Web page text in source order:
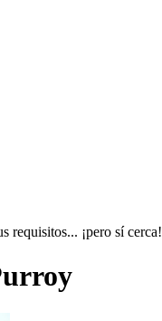
requisitos... ¡pero sí cerca!